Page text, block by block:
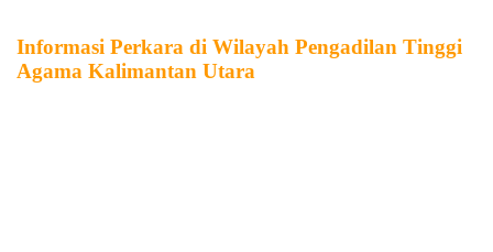
Informasi Perkara di Wilayah Pengadilan Tinggi
Agama Kalimantan Utara